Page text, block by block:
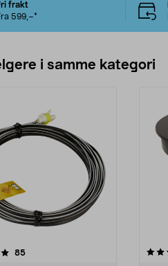
frakt
599,–*
i samme kategori
85anmeldelser
4.0 av 5 stjerner